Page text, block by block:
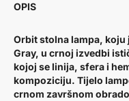
OPIS
Orbit stolna lampa, koju
Gray, u crnoj izvedbi
kojoj se linija, sfera i
kompoziciju. Tijelo
crnom završnom